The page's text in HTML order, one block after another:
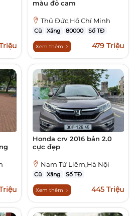
màu đỏ cam
Thủ Đức,Hồ Chí Minh
Cũ Xăng 80000 Số TĐ
Xem thêm 479 Triệu
Honda crv 2016 bản 2.0
cực đẹp
Nam Từ Liêm,Hà Nội
Cũ Xăng Số TĐ
Xem thêm 445 Triệu